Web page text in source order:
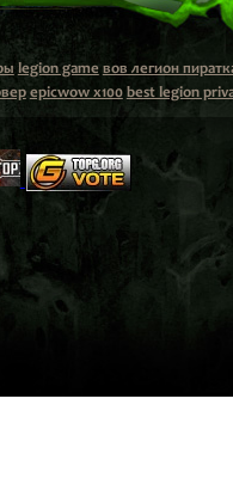
legion game вов легион
epicwow x100 best legion